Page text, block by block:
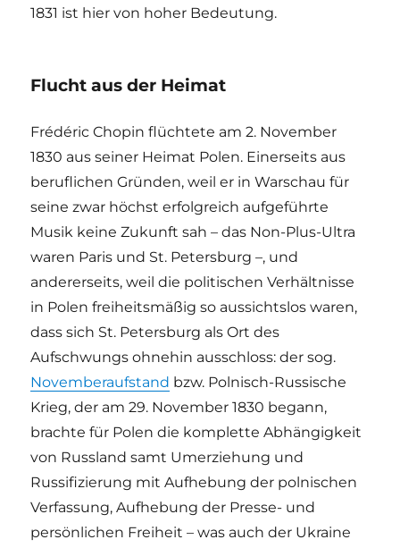
1831 ist hier von hoher Bedeutung.
Flucht aus der Heimat
Frédéric Chopin flüchtete am 2. November
1830 aus seiner Heimat Polen. Einerseits aus
beruflichen Gründen, weil er in Warschau für
seine zwar höchst erfolgreich aufgeführte
Musik keine Zukunft sah – das Non-Plus-Ultra
waren Paris und St. Petersburg –, und
andererseits, weil die politischen Verhältnisse
in Polen freiheitsmäßig so aussichtslos waren,
dass sich St. Petersburg als Ort des
Aufschwungs ohnehin ausschloss: der sog.
Novemberaufstand bzw. Polnisch-Russische
Krieg, der am 29. November 1830 begann,
brachte für Polen die komplette Abhängigkeit
von Russland samt Umerziehung und
Russifizierung mit Aufhebung der polnischen
Verfassung, Aufhebung der Presse- und
persönlichen Freiheit – was auch der Ukraine